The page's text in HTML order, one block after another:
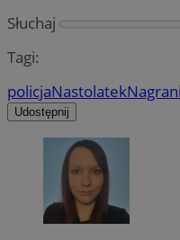
Słuchaj
Tagi:
policjaNastolatek
Udostępnij